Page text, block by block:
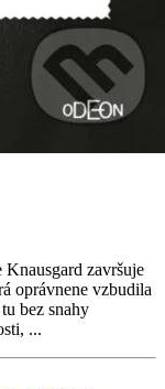
završuje
oprávnene vzbudila
bez snahy
...